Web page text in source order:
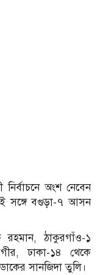
অংশ নেবেন
সঙ্গে বগুড়া-৭ আসন
ঠাকুরগাঁও-১
ঢাকা-১৪ থেকে
সানজিদা তুলি।